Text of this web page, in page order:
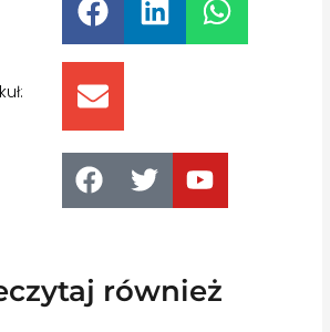
również